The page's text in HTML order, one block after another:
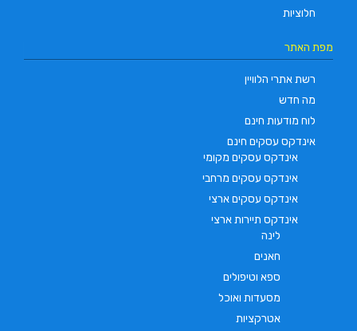
חלוציות
מפת האתר
רשת אתרי הלוויין
מה חדש
לוח מודעות חינם
אינדקס עסקים חינם
אינדקס עסקים מקומי
אינדקס עסקים מרחבי
אינדקס עסקים ארצי
אינדקס תיירות ארצי
לינה
חאנים
ספא וטיפולים
מסעדות ואוכל
אטרקציות